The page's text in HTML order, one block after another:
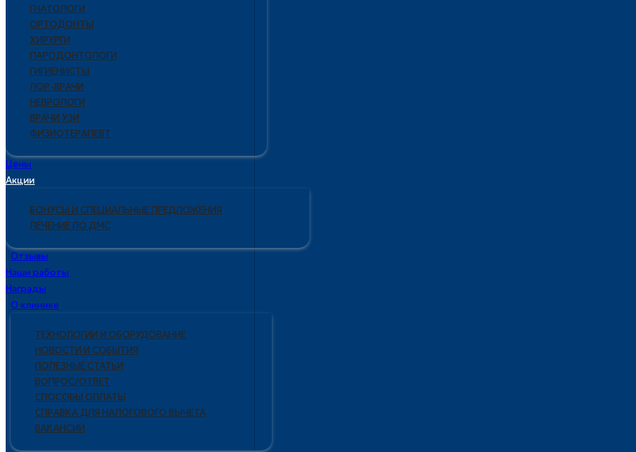
ГНАТОЛОГИ
ОРТОДОНТЫ
ХИРУРГИ
ПАРОДОНТОЛОГИ
ГИГИЕНИСТЫ
ЛОР-ВРАЧИ
НЕВРОЛОГИ
ВРАЧИ УЗИ
ФИЗИОТЕРАПЕВТ
Цены
Акции
БОНУСЫ И СПЕЦИАЛЬНЫЕ ПРЕДЛОЖЕНИЯ
ЛЕЧЕНИЕ ПО ДМС
Отзывы
Наши работы
Награды
О клинике
ТЕХНОЛОГИИ И ОБОРУДОВАНИЕ
НОВОСТИ И СОБЫТИЯ
ПОЛЕЗНЫЕ СТАТЬИ
ВОПРОС/ОТВЕТ
СПОСОБЫ ОПЛАТЫ
СПРАВКА ДЛЯ НАЛОГОВОГО ВЫЧЕТА
ВАКАНСИИ